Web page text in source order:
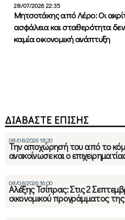
28/07/2026 22:35
Μητσοτάκης από Λέρο: Οι
ασφάλεια και σταθερότητα
καμία οικονομική ανάπτυξη
ΔΙΑΒΑΣΤΕ ΕΠΙΣΗΣ
08/08/2026 18:20
Την αποχώρησή του από το
ανακοίνωσε και ο
08/08/2026 16:00
Αλέξης Τσίπρας: Στις 2
οικονομικού προγράμματος